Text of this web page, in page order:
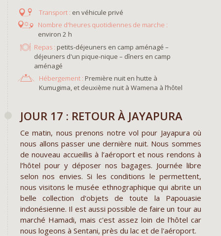
en véhicule privé
environ 2 h
Repas : petits-déjeuners en camp aménagé –
déjeuners d'un pique-nique – dîners en camp
aménagé
Hébergement : Première nuit en hutte à
Kumugima, et deuxième nuit à Wamena à l’hôtel
JOUR 17 : RETOUR À JAYAPURA
Ce matin, nous prenons notre vol pour Jayapura où
nous allons passer une dernière nuit. Nous sommes
de nouveau accueillis à l’aéroport et nous rendons à
l’hôtel pour y déposer nos bagages. Journée libre
selon nos envies. Si les conditions le permettent,
nous visitons le musée ethnographique qui abrite un
belle collection d'objets de toute la Papouasie
indonésienne. Il est aussi possible de faire un tour au
marché Hamadi, mais c'est assez loin de l'hôtel car
nous logeons à Sentani, près du lac et de l'aéroport.